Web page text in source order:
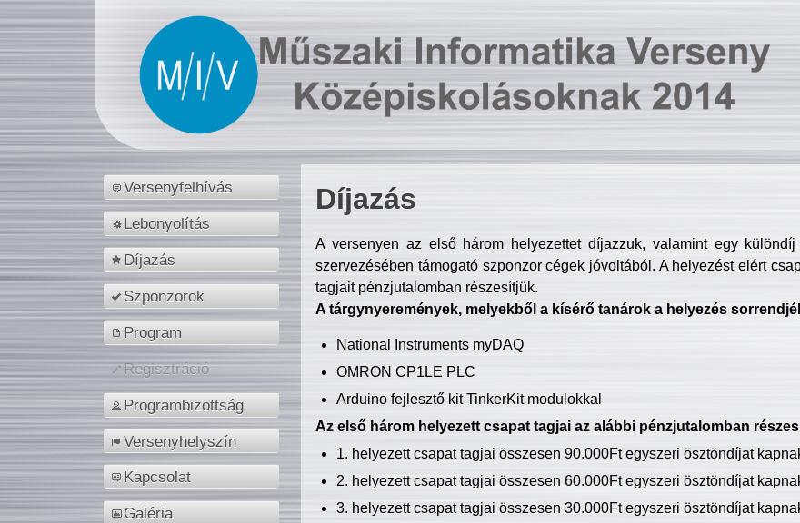
Versenyfelhívás
Lebonyolítás
Díjazás
Szponzorok
Program
Regisztráció
Programbizottság
Versenyhelyszín
Kapcsolat
Galéria
Díjazás
A versenyen az első három helyezettet díjazzuk, valamint egy
szervezésében támogató szponzor cégek jóvoltából. A helyezést elért
tagjait pénzjutalomban részesítjük.
A tárgynyeremények, melyekből a kísérő tanárok a helyezés
National Instruments myDAQ
OMRON CP1LE PLC
Arduino fejlesztő kit TinkerKit modulokkal
Az első három helyezett csapat tagjai az alábbi pénzjutalomban
1. helyezett csapat tagjai összesen 90.000Ft egyszeri ösztöndíjat
2. helyezett csapat tagjai összesen 60.000Ft egyszeri ösztöndíjat
3. helyezett csapat tagjai összesen 30.000Ft egyszeri ösztöndíjat